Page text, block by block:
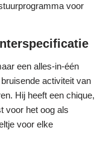
voor
een alles-in-één
activiteit van
Hij heeft een chique,
voor het oog als
voor elke